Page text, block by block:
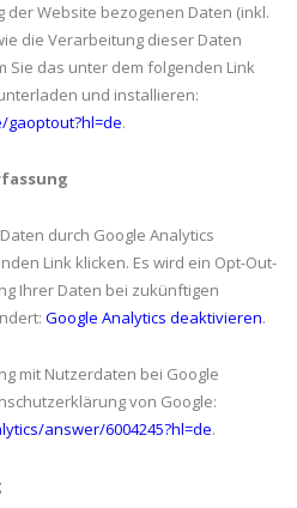
Website bezogenen Daten (inkl.
die Verarbeitung dieser Daten
Sie das unter dem folgenden Link
und installieren:
.
durch Google Analytics
Link klicken. Es wird ein Opt-Out-
Ihrer Daten bei zukünftigen
Google Analytics deaktivieren.
mit Nutzerdaten bei Google
von Google:
answer/6004245?hl=de.